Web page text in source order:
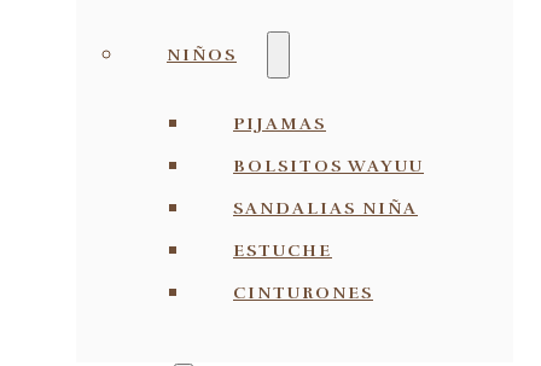
NIÑOS
PIJAMAS
BOLSITOS WAYUU
SANDALIAS NIÑA
ESTUCHE
CINTURONES